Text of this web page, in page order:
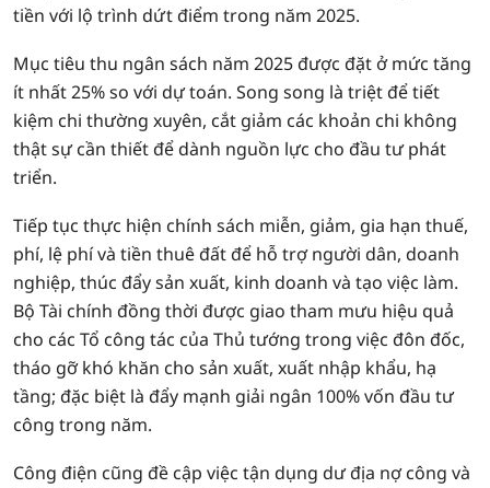
tiền với lộ trình dứt điểm trong năm 2025.
Mục tiêu thu ngân sách năm 2025 được đặt ở mức tăng
ít nhất 25% so với dự toán. Song song là triệt để tiết
kiệm chi thường xuyên, cắt giảm các khoản chi không
thật sự cần thiết để dành nguồn lực cho đầu tư phát
triển.
Tiếp tục thực hiện chính sách miễn, giảm, gia hạn thuế,
phí, lệ phí và tiền thuê đất để hỗ trợ người dân, doanh
nghiệp, thúc đẩy sản xuất, kinh doanh và tạo việc làm.
Bộ Tài chính đồng thời được giao tham mưu hiệu quả
cho các Tổ công tác của Thủ tướng trong việc đôn đốc,
tháo gỡ khó khăn cho sản xuất, xuất nhập khẩu, hạ
tầng; đặc biệt là đẩy mạnh giải ngân 100% vốn đầu tư
công trong năm.
Công điện cũng đề cập việc tận dụng dư địa nợ công và